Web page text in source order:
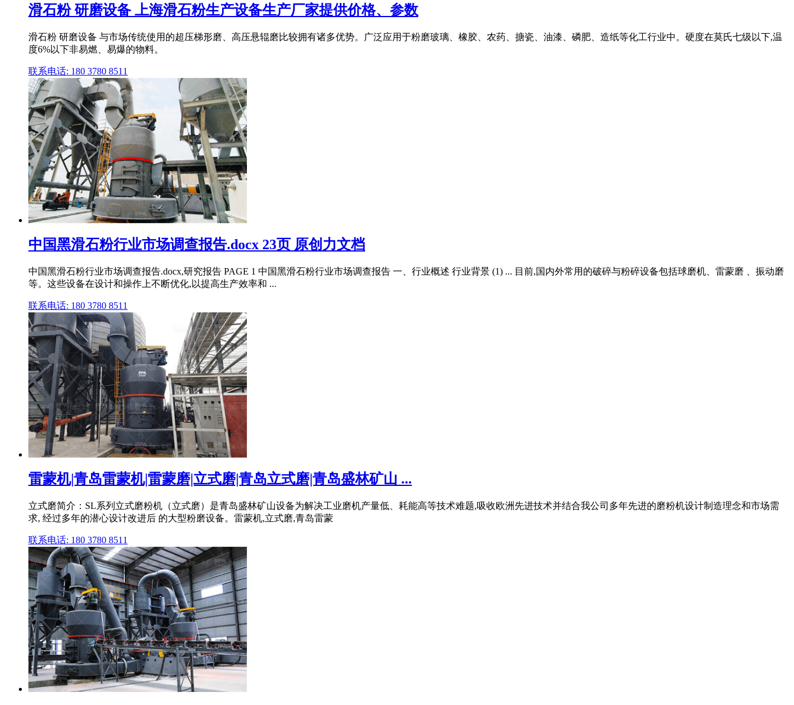
滑石粉 研磨设备 上海滑石粉生产设备生产厂家提供价格、参数
滑石粉 研磨设备 与市场传统使用的超压梯形磨、高压悬辊磨比较拥有诸多优势。广泛应用于粉磨玻璃、橡胶、农药、搪瓷、油漆、磷肥、造纸等化工行业中。硬度在莫氏七级以下,温
度6%以下非易燃、易爆的物料。
联系电话: 180 3780 8511
中国黑滑石粉行业市场调查报告.docx 23页 原创力文档
中国黑滑石粉行业市场调查报告.docx,研究报告 PAGE 1 中国黑滑石粉行业市场调查报告 一、行业概述 行业背景 (1) ... 目前,国内外常用的破碎与粉碎设备包括球磨机、雷蒙磨 、振动磨
等。这些设备在设计和操作上不断优化,以提高生产效率和 ...
联系电话: 180 3780 8511
雷蒙机|青岛雷蒙机|雷蒙磨|立式磨|青岛立式磨|青岛盛林矿山 ...
立式磨简介：SL系列立式磨粉机（立式磨）是青岛盛林矿山设备为解决工业磨机产量低、耗能高等技术难题,吸收欧洲先进技术并结合我公司多年先进的磨粉机设计制造理念和市场需
求, 经过多年的潜心设计改进后 的大型粉磨设备。雷蒙机,立式磨,青岛雷蒙
联系电话: 180 3780 8511